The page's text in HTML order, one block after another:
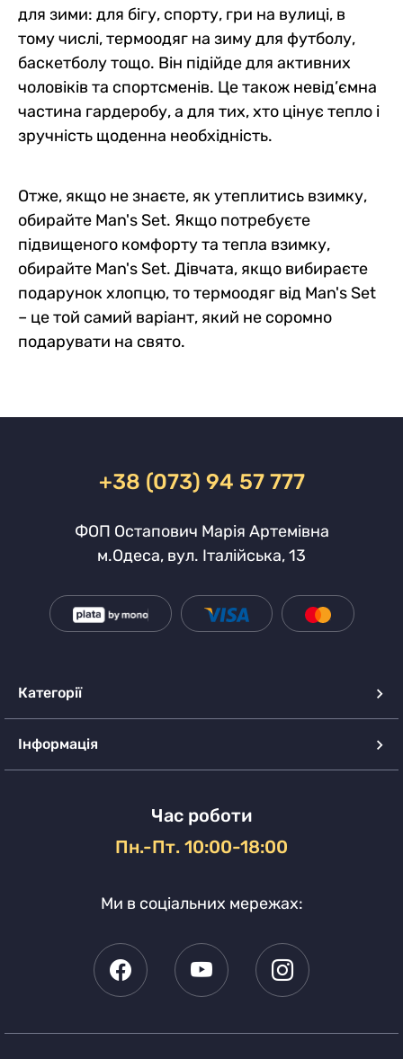
для зими: для бігу, спорту, гри на вулиці, в
тому числі, термоодяг на зиму для футболу,
баскетболу тощо. Він підійде для активних
чоловіків та спортсменів. Це також невід’ємна
частина гардеробу, а для тих, хто цінує тепло і
зручність щоденна необхідність.
Отже, якщо не знаєте, як утеплитись взимку,
обирайте Man's Set. Якщо потребуєте
підвищеного комфорту та тепла взимку,
обирайте Man's Set. Дівчата, якщо вибираєте
подарунок хлопцю, то термоодяг від Man's Set
– це той самий варіант, який не соромно
подарувати на свято.
+38 (073) 94 57 777
ФОП Остапович Марія Артемівна
м.Одеса, вул. Італійська, 13
Категорії
Інформація
Час роботи
Пн.-Пт. 10:00-18:00
Ми в соціальних мережах: